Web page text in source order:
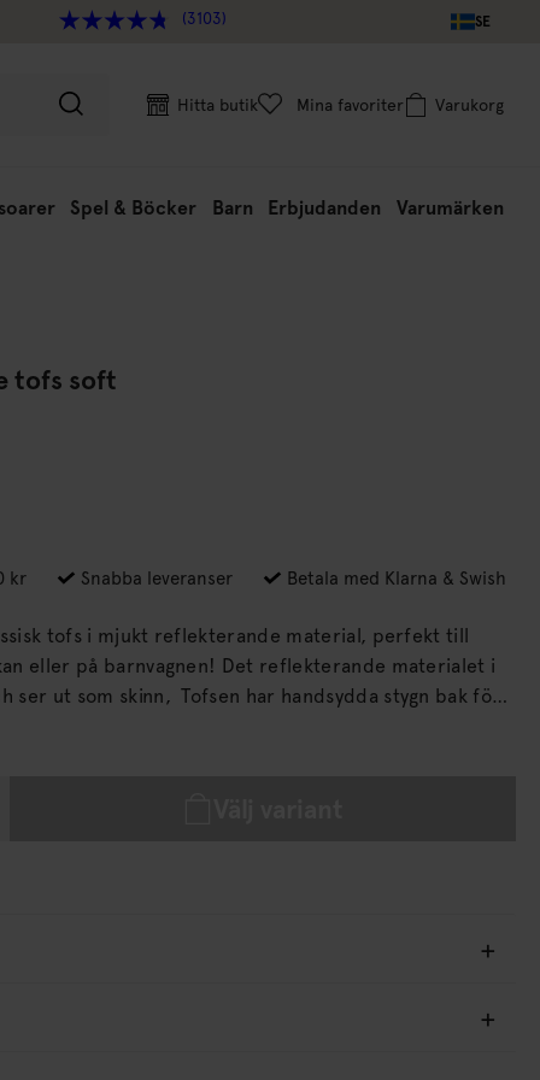
(3103) SE
Hitta butik Mina favoriter Varukorg
Spel & Böcker Barn Erbjudanden Varumärken
tofs soft
kr Snabba leveranser Betala med Klarna & Swish
tofs i mjukt reflekterande material, perfekt till
eller på barnvagnen! Det reflekterande materialet i
ser ut som skinn, Tofsen har handsydda stygn bak för